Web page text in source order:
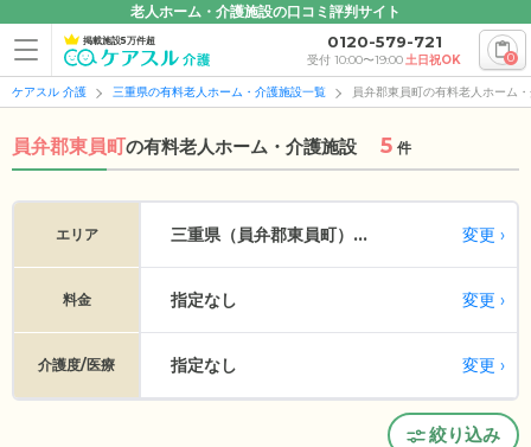
老人ホーム・介護施設の口コミ評判サイト
掲載施設5万件超 0120-579-721
受付 10:00〜19:00土日祝OK 0
ケアスル 介護 三重県の有料老人ホーム・介護施設一覧 員弁郡東員町の有料老人ホーム
員弁郡東員町の有料老人ホーム・介護施設 5 件
エリア 三重県（員弁郡東員町）... 変更
料金 指定なし 変更
介護度/医療 指定なし 変更
絞り込み